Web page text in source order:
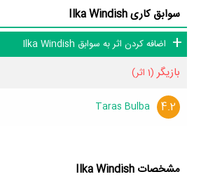
سوابق کاری Ilka Windish
اضافه کردن اثر به سوابق Ilka Windish
بازیگر(1 اثر)
4.2
Taras Bulba
مشخصات Ilka Windish